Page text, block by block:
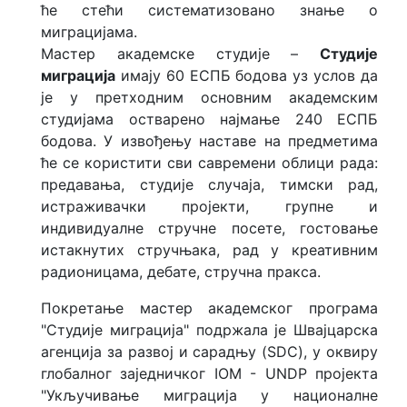
Анализе и прегледи
Једнакост приступа
високом образовању
Међународно заједничко
менторство
ће стећи систематизовано знање о
миграцијама.
Мастер академске студије – Студије
миграција имају 60 ЕСПБ бодова уз услов да
је у претходним основним академским
студијама остварено најмање 240 ЕСПБ
бодова. У извођењу наставе на предметима
ће се користити сви савремени облици рада:
предавања, студије случаја, тимски рад,
истраживачки пројекти, групне и
индивидуалне стручне посете, гостовање
истакнутих стручњака, рад у креативним
радионицама, дебате, стручна пракса.
Покретање мастер академског програма
"Студије миграција" подржала је Швајцарска
агенција за развој и сарадњу (SDC), у оквиру
глобалног заједничког IOM - UNDP пројекта
"Укључивање миграција у националне